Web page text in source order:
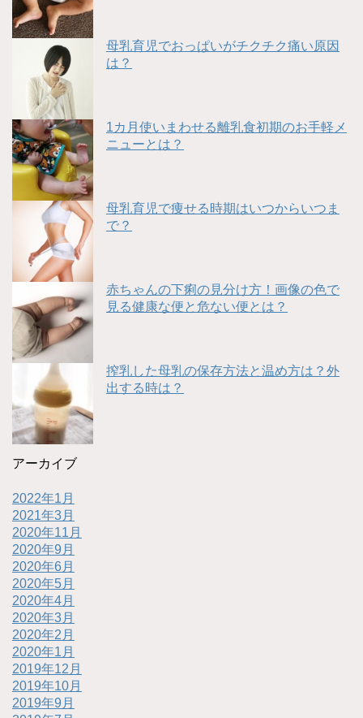
母乳育児でおっぱいがチクチク痛い原因
は？
1カ月使いまわせる離乳食初期のお手軽メ
ニューとは？
母乳育児で痩せる時期はいつからいつま
で？
赤ちゃんの下痢の見分け方！画像の色で
見る健康な便と危ない便とは？
搾乳した母乳の保存方法と温め方は？外
出する時は？
アーカイブ
2022年1月
2021年3月
2020年11月
2020年9月
2020年6月
2020年5月
2020年4月
2020年3月
2020年2月
2020年1月
2019年12月
2019年10月
2019年9月